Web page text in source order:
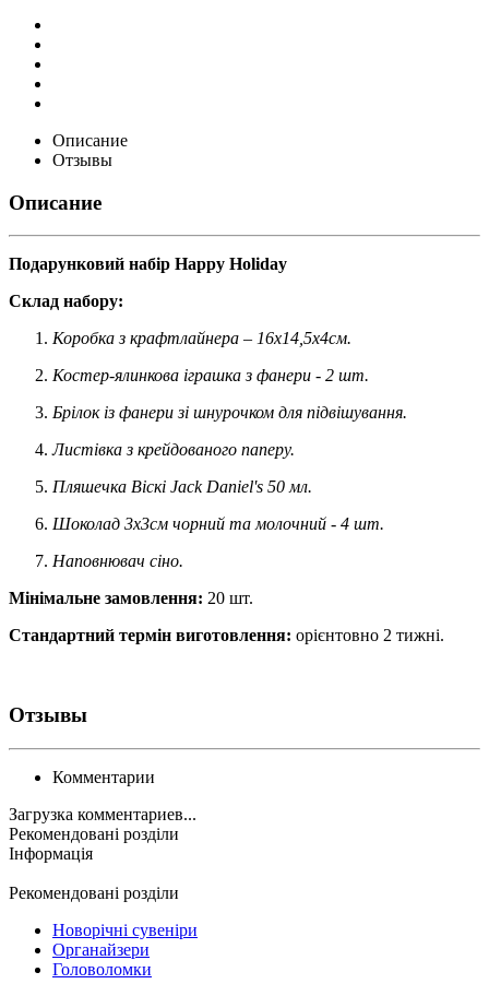
Описание
Отзывы
Описание
Подарунковий набір Happy Holiday
Склад набору:
Коробка з крафтлайнера – 16х14,5х4см.
Костер-ялинкова іграшка з фанери - 2 шт.
Брілок із фанери зі шнурочком для підвішування.
Листівка з крейдованого паперу.
Пляшечка Віскі Jack Daniel's 50 мл.
Шоколад 3х3см чорний та молочний - 4 шт.
Наповнювач сіно.
Мінімальне замовлення: 20 шт.
Стандартний термін виготовлення: орієнтовно 2 тижні.
Отзывы
Комментарии
Загрузка комментариев...
Рекомендовані розділи
Інформація
Рекомендовані розділи
Новорічні сувеніри
Органайзери
Головоломки